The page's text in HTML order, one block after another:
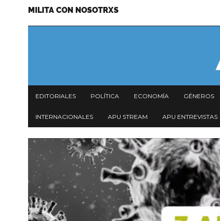
Menu
MILITA CON NOSOTRXS
Navegación
principal
EDITORIALES POLÍTICA ECONOMÍA GÉNEROS
INTERNACIONALES APU STREAM APU ENTREVISTAS
Imagen